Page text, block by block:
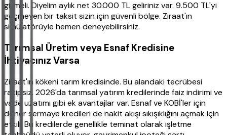
gitmeli. Diyelim aylık net 30.000 TL geliriniz var. 9.500 TL'yi
geçmeyen bir taksit sizin için güvenli bölge. Ziraat'ın
simülatörüyle hemen deneyebilirsiniz.
Tarımsal Üretim veya Esnaf Kredisine
İhtiyacınız Varsa
Ziraat'ın kökeni tarım kredisinde. Bu alandaki tecrübesi
rakipsiz. 2026'da tarımsal yatırım kredilerinde faiz indirimi ve
vade uzatımı gibi ek avantajlar var. Esnaf ve KOBİ'ler için
döner sermaye kredileri de nakit akışı sıkışıklığını açmak için
etkili. Bu kredilerde genellikle teminat olarak işletme